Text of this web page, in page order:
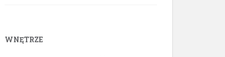
WNĘTRZE